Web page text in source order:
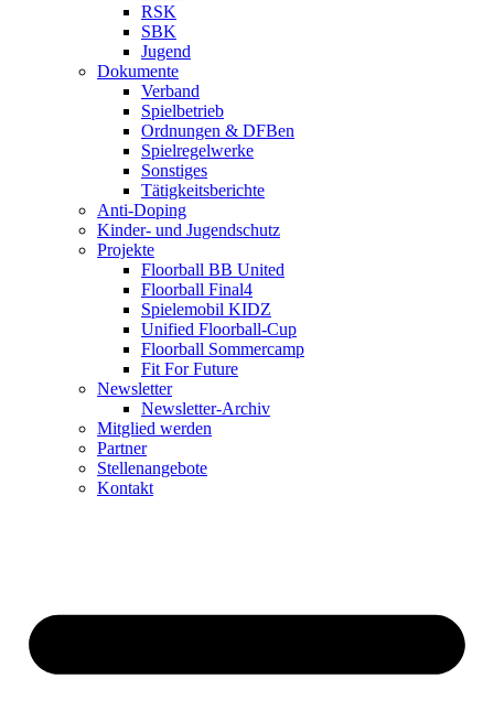
RSK
SBK
Jugend
Dokumente
Verband
Spielbetrieb
Ordnungen & DFBen
Spielregelwerke
Sonstiges
Tätigkeitsberichte
Anti-Doping
Kinder- und Jugendschutz
Projekte
Floorball BB United
Floorball Final4
Spielemobil KIDZ
Unified Floorball-Cup
Floorball Sommercamp
Fit For Future
Newsletter
Newsletter-Archiv
Mitglied werden
Partner
Stellenangebote
Kontakt